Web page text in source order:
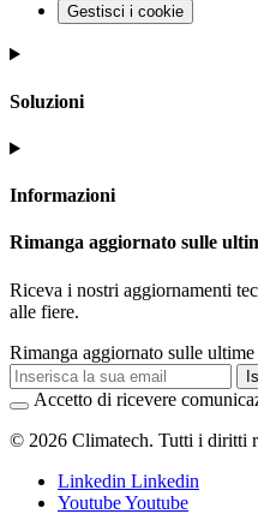
Gestisci i cookie
Soluzioni
Informazioni
Rimanga aggiornato sulle
Riceva i nostri aggiornamenti
alle fiere.
Rimanga aggiornato sulle
Accetto di ricevere
© 2026 Climatech. Tutti i diritti
Linkedin Linkedin
YoutubeYoutube